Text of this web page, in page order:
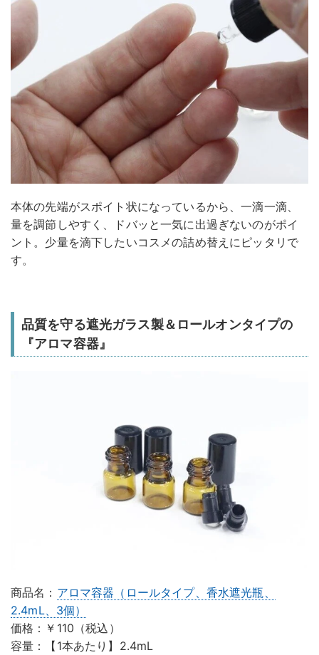
本体の先端がスポイト状になっているから、一滴一滴、
量を調節しやすく、ドバッと一気に出過ぎないのがポイ
ント。少量を滴下したいコスメの詰め替えにピッタリで
す。
品質を守る遮光ガラス製＆ロールオンタイプの
『アロマ容器』
商品名： アロマ容器（ロールタイプ、香水遮光瓶、
2.4mL、3個）
価格：￥110（税込）
容量：【1本あたり】2.4mL